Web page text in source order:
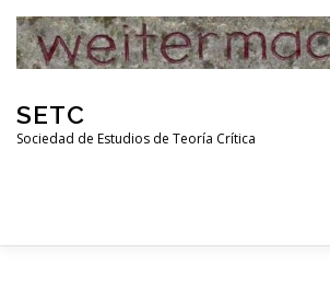
content
SETC
Sociedad de Estudios de Teoría Crítica